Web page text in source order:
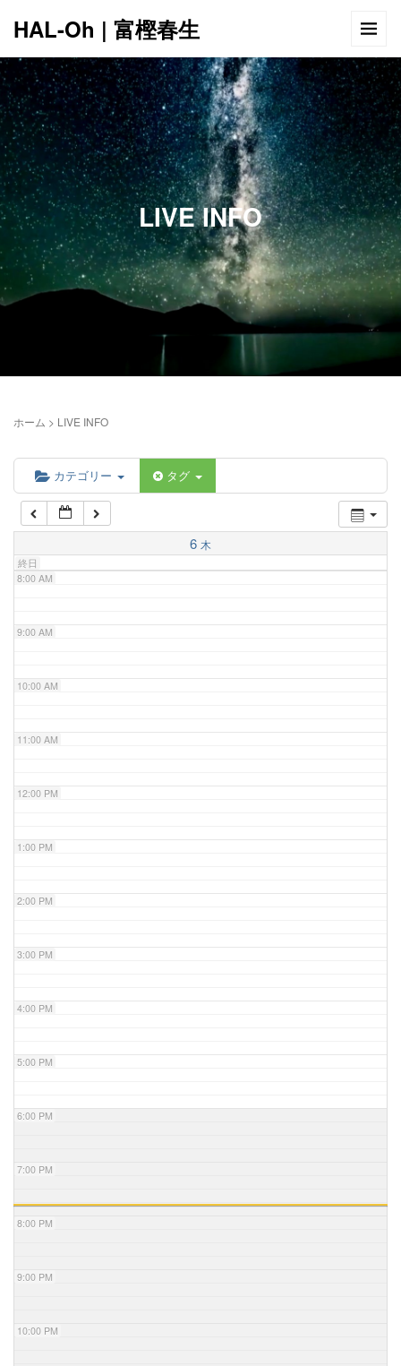
HAL-Oh | 富樫春生
LIVE INFO
ホーム > LIVE INFO
カテゴリー タグ
6 木
終日
12:00 AM
1:00 AM
2:00 AM
5:00 AM
6:00 AM
7:00 AM
8:00 AM
9:00 AM
10:00 AM
11:00 AM
12:00 PM
1:00 PM
2:00 PM
3:00 PM
4:00 PM
5:00 PM
6:00 PM
7:00 PM
8:00 PM
9:00 PM
10:00 PM